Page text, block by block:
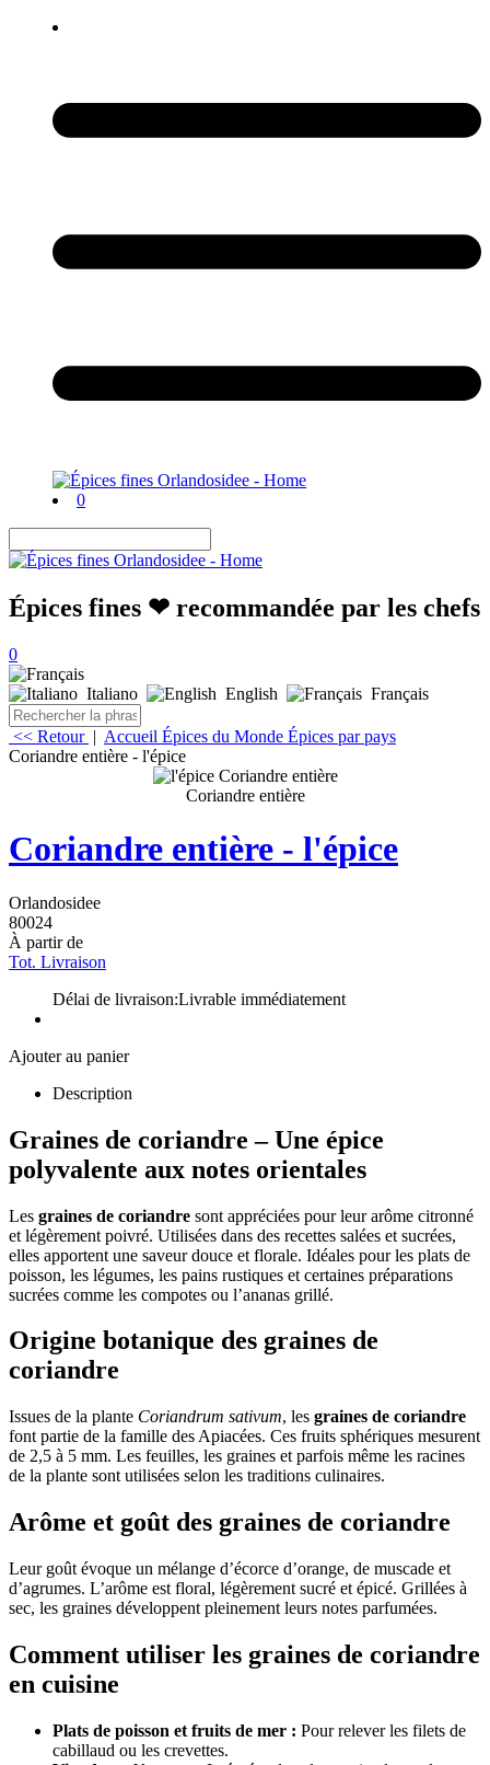
0
Épices fines ❤ recommandée par les chefs
0
Italiano English Français
<< Retour | Accueil Épices du Monde Épices par pays
Coriandre entière - l'épice
Coriandre entière
Coriandre entière - l'épice
Orlandosidee
80024
À partir de
Tot. Livraison
Délai de livraison:Livrable immédiatement
Ajouter au panier
Description
Graines de coriandre – Une épice
polyvalente aux notes orientales
Les graines de coriandre sont appréciées pour leur arôme citronné
et légèrement poivré. Utilisées dans des recettes salées et sucrées,
elles apportent une saveur douce et florale. Idéales pour les plats de
poisson, les légumes, les pains rustiques et certaines préparations
sucrées comme les compotes ou l’ananas grillé.
Origine botanique des graines de
coriandre
Issues de la plante Coriandrum sativum, les graines de coriandre
font partie de la famille des Apiacées. Ces fruits sphériques mesurent
de 2,5 à 5 mm. Les feuilles, les graines et parfois même les racines
de la plante sont utilisées selon les traditions culinaires.
Arôme et goût des graines de coriandre
Leur goût évoque un mélange d’écorce d’orange, de muscade et
d’agrumes. L’arôme est floral, légèrement sucré et épicé. Grillées à
sec, les graines développent pleinement leurs notes parfumées.
Comment utiliser les graines de coriandre
en cuisine
Plats de poisson et fruits de mer : Pour relever les filets de
cabillaud ou les crevettes.